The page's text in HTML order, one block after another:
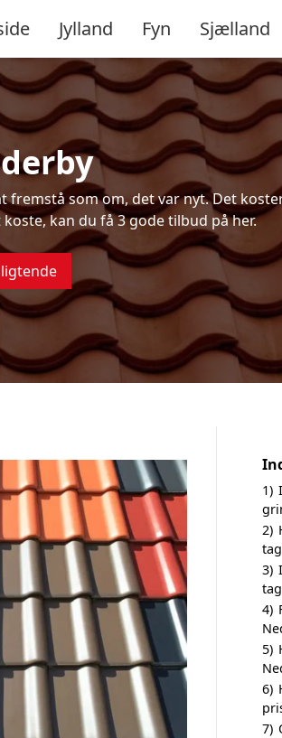
Jylland Fyn Sjælland
fremstå som om, det var nyt. Det
kan du få 3 gode tilbud på her.
1)
2)
3)
4)
5)
6)
7)